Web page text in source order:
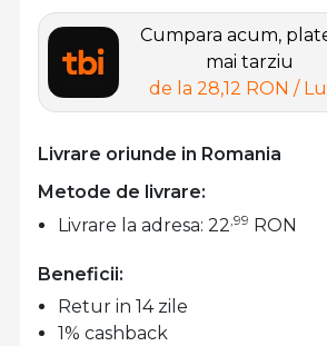
Cumpara acum,
mai tarziu
de la 28,12 RON /
Livrare oriunde in Romania
Metode de livrare:
Livrare la adresa: 22,99 RON
Beneficii:
Retur in 14 zile
1% cashback